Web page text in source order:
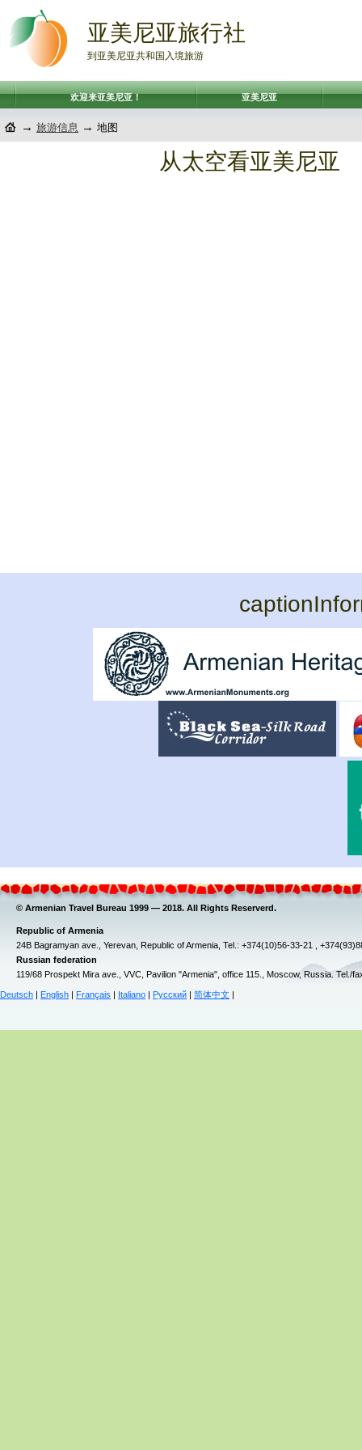
亚美尼亚旅行社
到亚美尼亚共和国入境旅游
欢迎来亚美尼亚！ 亚美尼亚
→ 旅游信息 → 地图
从太空看亚美尼亚
© Armenian Travel Bureau 1999 — 2018. All Rights Reserverd.
Republic of Armenia
24B Bagramyan ave., Yerevan, Republic of Armenia, Tel.: +374(10)56-33-21 ,
Russian federation
119/68 Prospekt Mira ave., VVC, Pavilion "Armenia", office 115., Moscow, Russia. Tel./
Deutsch English Français Italiano Русский 简体中文